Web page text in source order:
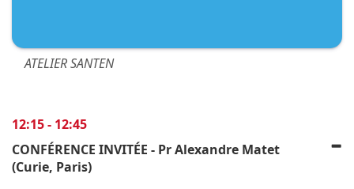
ATELIER SANTEN
12:15 - 12:45
CONFÉRENCE INVITÉE - Pr Alexandre Matet
(Curie, Paris)